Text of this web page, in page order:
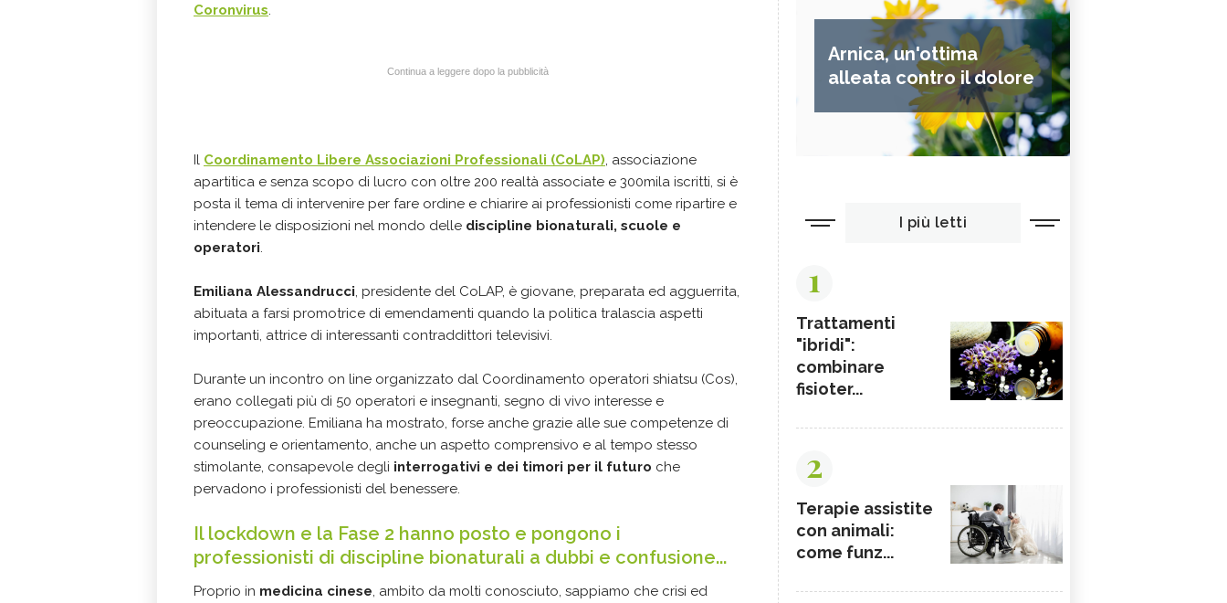
Coronvirus.
Continua a leggere dopo la pubblicità
Il Coordinamento Libere Associazioni Professionali (CoLAP), associazione
apartitica e senza scopo di lucro con oltre 200 realtà associate e 300mila iscritti, si è
posta il tema di intervenire per fare ordine e chiarire ai professionisti come ripartire e
intendere le disposizioni nel mondo delle discipline bionaturali, scuole e
operatori.
Emiliana Alessandrucci, presidente del CoLAP, è giovane, preparata ed agguerrita,
abituata a farsi promotrice di emendamenti quando la politica tralascia aspetti
importanti, attrice di interessanti contraddittori televisivi.
Durante un incontro on line organizzato dal Coordinamento operatori shiatsu (Cos),
erano collegati più di 50 operatori e insegnanti, segno di vivo interesse e
preoccupazione. Emiliana ha mostrato, forse anche grazie alle sue competenze di
counseling e orientamento, anche un aspetto comprensivo e al tempo stesso
stimolante, consapevole degli interrogativi e dei timori per il futuro che
pervadono i professionisti del benessere.
Il lockdown e la Fase 2 hanno posto e pongono i
professionisti di discipline bionaturali a dubbi e confusione...
Proprio in medicina cinese, ambito da molti conosciuto, sappiamo che crisi ed
Arnica, un'ottima
alleata contro il dolore
I più letti
1
Trattamenti
"ibridi":
combinare
fisioter...
2
Terapie assistite
con animali:
come funz...